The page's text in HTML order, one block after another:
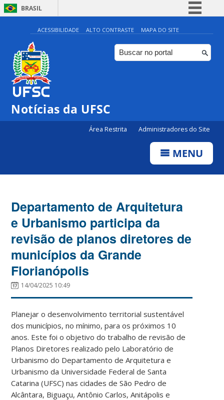
BRASIL
Simplifique!
Comunica BR
Participe
ACESSIBILIDADE ALTO CONTRASTE MAPA DO SITE
Notícias da UFSC
Área Restrita Administradores do Site
MENU
Departamento de Arquitetura
e Urbanismo participa da
revisão de planos diretores de
municípios da Grande
Florianópolis
14/04/2025 10:49
Planejar o desenvolvimento territorial sustentável
dos municípios, no mínimo, para os próximos 10
anos. Este foi o objetivo do trabalho de revisão de
Planos Diretores realizado pelo Laboratório de
Urbanismo do Departamento de Arquitetura e
Urbanismo da Universidade Federal de Santa
Catarina (UFSC) nas cidades de São Pedro de
Alcântara, Biguaçu, Antônio Carlos, Anitápolis e